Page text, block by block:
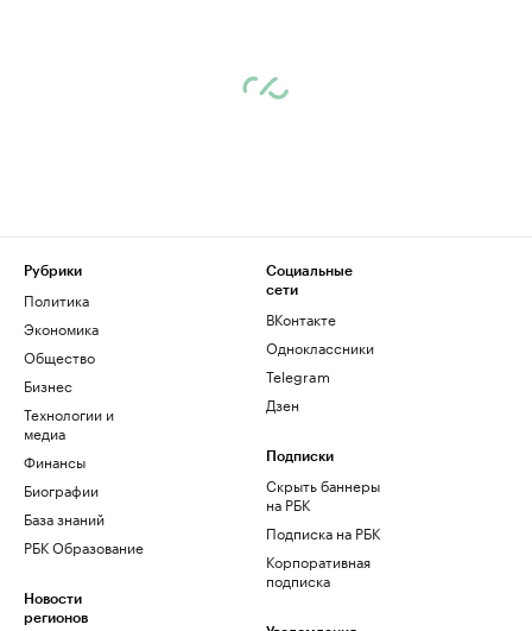
Рубрики
Политика
Экономика
Общество
Бизнес
Технологии и
медиа
Финансы
Биографии
База знаний
РБК Образование
Новости
регионов
Социальные
сети
ВКонтакте
Одноклассники
Telegram
Дзен
Подписки
Скрыть баннеры
на РБК
Подписка на РБК
Корпоративная
подписка